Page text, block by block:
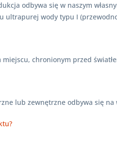
odbywa się w naszym
ultrapurej wody typu I
chronionym przed
lub zewnętrzne odbywa się na